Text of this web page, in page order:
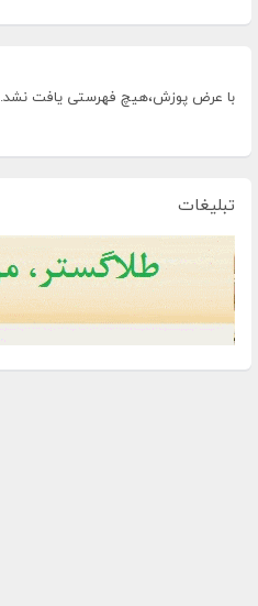
با عرض پوزش،هیچ فهرستی یافت نشد.
تبلیغات